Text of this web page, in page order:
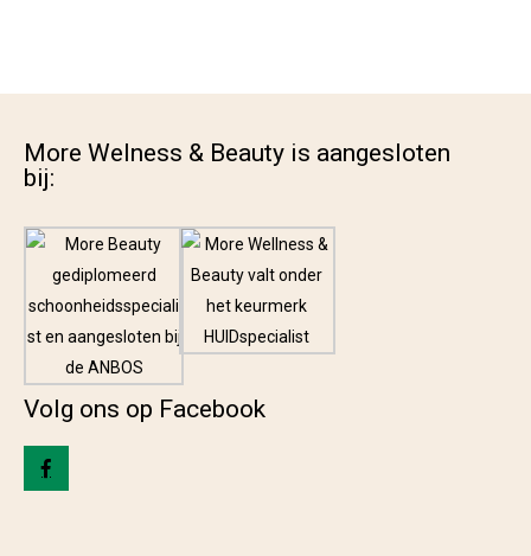
More Welness & Beauty is aangesloten
bij:
Volg ons op Facebook